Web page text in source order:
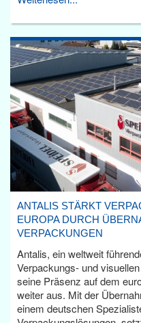
ANTALIS STÄRKT
EUROPA DURCH
VERPACKUNGEN
Antalis, ein weltweit
Verpackungs- und
seine Präsenz auf dem
weiter aus. Mit der
einem deutschen